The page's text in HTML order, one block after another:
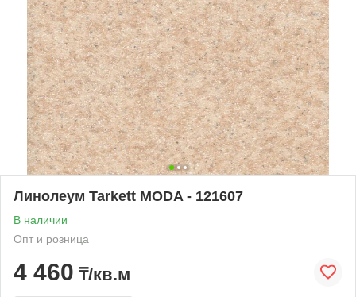
Линолеум Tarkett MODA - 121607
В наличии
Опт и розница
4 460 ₸/кв.м